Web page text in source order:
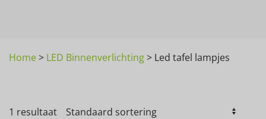
Home> LED Binnenverlichting> Led tafel lampjes
1 resultaat